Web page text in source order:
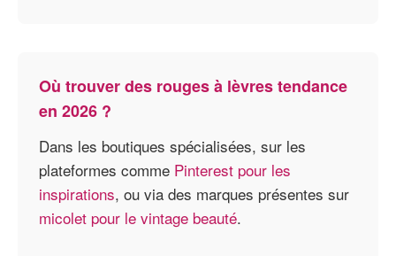
Où trouver des rouges à lèvres tendance
en 2026 ?
Dans les boutiques spécialisées, sur les
plateformes comme Pinterest pour les
inspirations, ou via des marques présentes sur
micolet pour le vintage beauté.